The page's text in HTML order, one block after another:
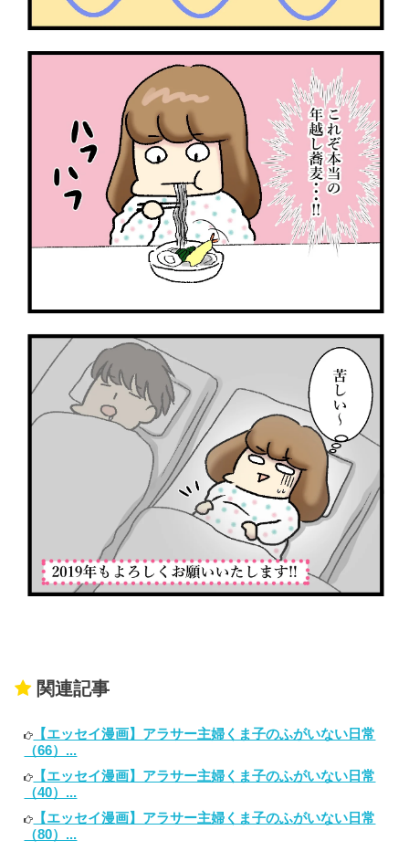
関連記事
【エッセイ漫画】アラサー主婦くま子のふがいない日常
（66）...
【エッセイ漫画】アラサー主婦くま子のふがいない日常
（40）...
【エッセイ漫画】アラサー主婦くま子のふがいない日常
（80）...